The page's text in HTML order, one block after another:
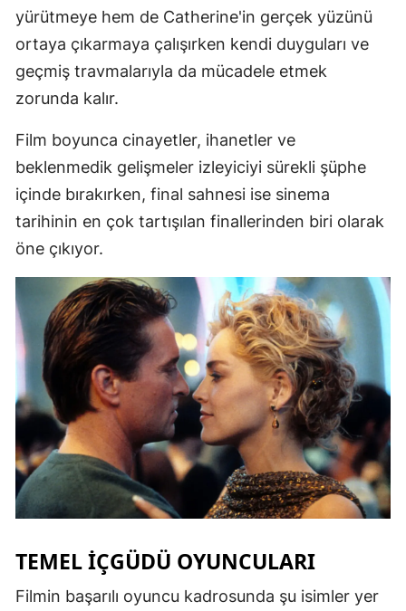
yürütmeye hem de Catherine'in gerçek yüzünü
ortaya çıkarmaya çalışırken kendi duyguları ve
geçmiş travmalarıyla da mücadele etmek
zorunda kalır.
Film boyunca cinayetler, ihanetler ve
beklenmedik gelişmeler izleyiciyi sürekli şüphe
içinde bırakırken, final sahnesi ise sinema
tarihinin en çok tartışılan finallerinden biri olarak
öne çıkıyor.
TEMEL İÇGÜDÜ OYUNCULARI
Filmin başarılı oyuncu kadrosunda şu isimler yer